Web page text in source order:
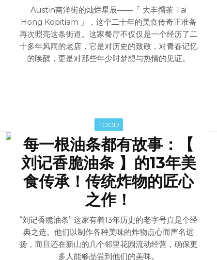
Austin南洋街的灿烂星辰——「 大丰擂茶 Tai
Hong Kopitiam 」，这个二十年的美食传奇正准备
再次照亮这条街道。这家餐厅不仅仅是一个经历了二
十多年风雨的老店，它是对历史的致敬，对青春记忆
的唤醒，更是对那些年少时梦想与热情的见证。
FOOD
每一根油条都有故事：【
刘记香脆油条 】的13年美
食传承！传统炸物的匠心
之作！
“刘记香脆油条” 这家有着13年历史的老字号真是个经
典之选。他们以制作各种美味的炸物点心而声名远
扬，而且还在新山的几个邻里花园流动经营，确保更
多人能够品尝到他们的美味。